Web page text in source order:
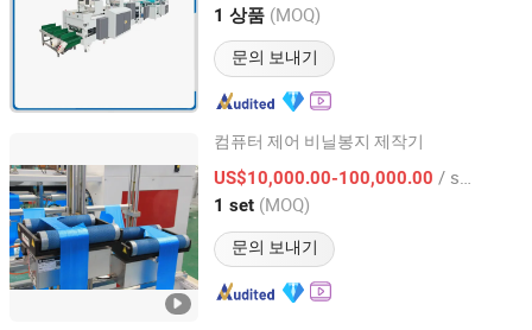
1 상품 (MOQ)
문의 보내기
Shanghai, China 이후 2016
컴퓨터 제어 비닐봉지 제작기
US$10,000.00-100,000.00 / set
1 set (MOQ)
문의 보내기
Wenzhou High Sea Machinery Co., Ltd.
Zhejiang, China 이후 2007